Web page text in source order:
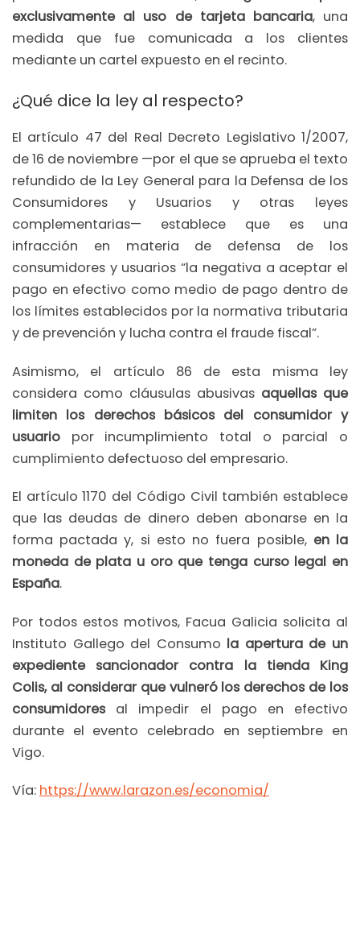
exclusivamente al uso de tarjeta bancaria, una
medida que fue comunicada a los clientes
mediante un cartel expuesto en el recinto.
¿Qué dice la ley al respecto?
El artículo 47 del Real Decreto Legislativo 1/2007,
de 16 de noviembre —por el que se aprueba el texto
refundido de la Ley General para la Defensa de los
Consumidores y Usuarios y otras leyes
complementarias— establece que es una
infracción en materia de defensa de los
consumidores y usuarios “la negativa a aceptar el
pago en efectivo como medio de pago dentro de
los límites establecidos por la normativa tributaria
y de prevención y lucha contra el fraude fiscal”.
Asimismo, el artículo 86 de esta misma ley
considera como cláusulas abusivas aquellas que
limiten los derechos básicos del consumidor y
usuario por incumplimiento total o parcial o
cumplimiento defectuoso del empresario.
El artículo 1170 del Código Civil también establece
que las deudas de dinero deben abonarse en la
forma pactada y, si esto no fuera posible, en la
moneda de plata u oro que tenga curso legal en
España.
Por todos estos motivos, Facua Galicia solicita al
Instituto Gallego del Consumo la apertura de un
expediente sancionador contra la tienda King
Colis, al considerar que vulneró los derechos de los
consumidores al impedir el pago en efectivo
durante el evento celebrado en septiembre en
Vigo.
Vía: https://www.larazon.es/economia/